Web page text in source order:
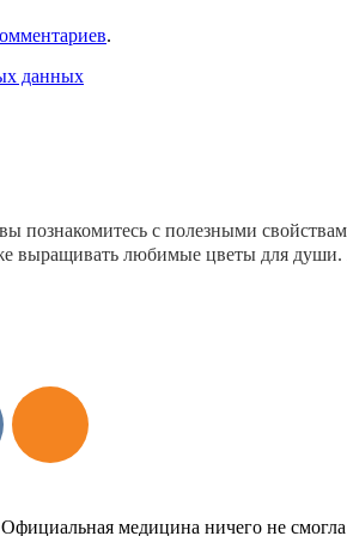
.
данных
познакомитесь с полезными
же выращивать любимые цветы для
медицина ничего не